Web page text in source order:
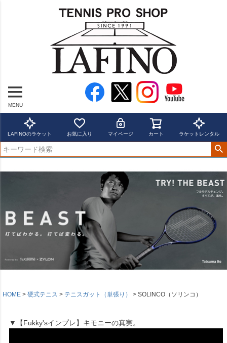
MENU
LAFINOのラケット お気に入り マイページ カート ラケットレンタル
HOME 硬式テニス テニスガット（単張り） SOLINCO（ソリンコ）
▼【Fukky'sインプレ】キモニーの真実。